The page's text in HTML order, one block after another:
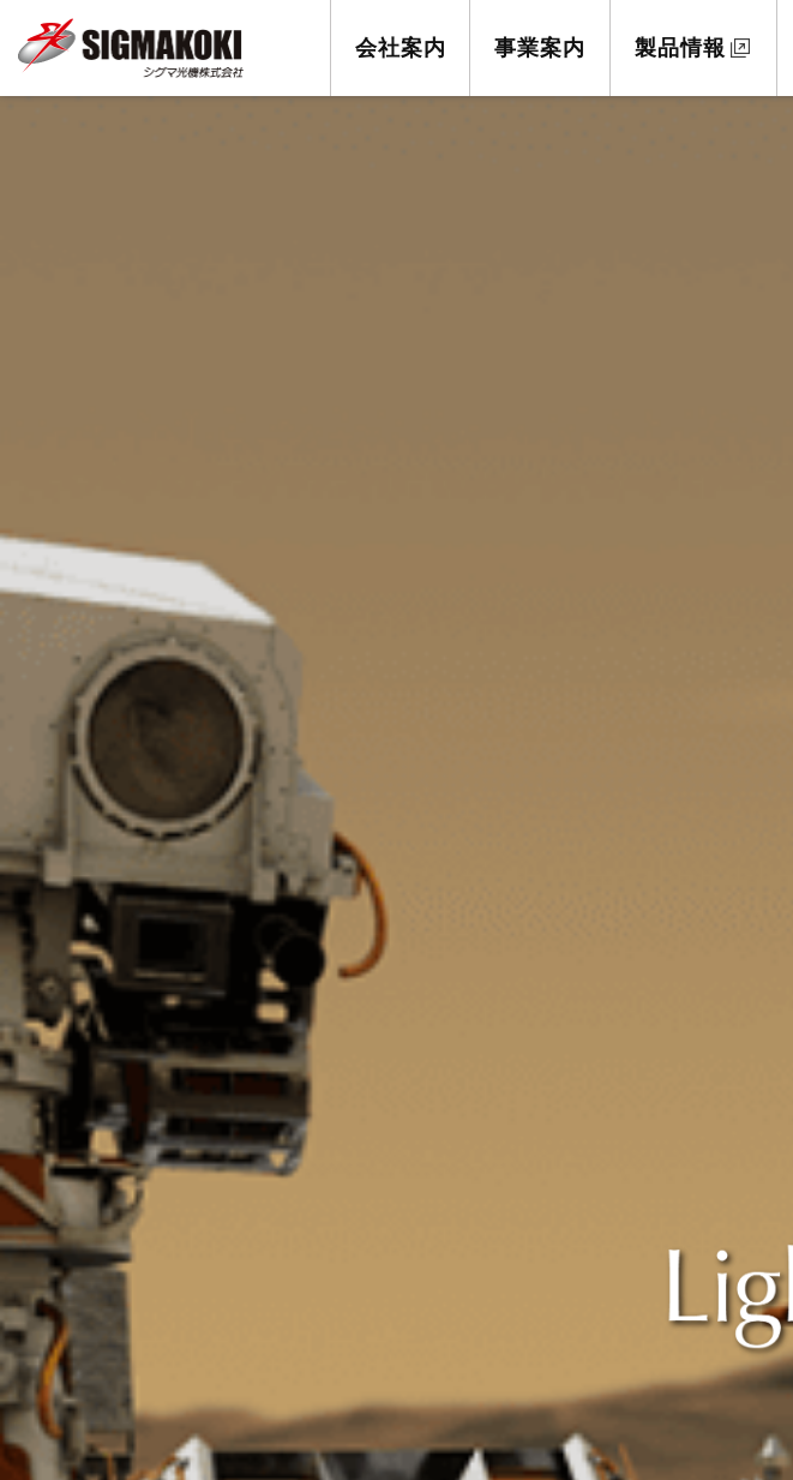
会社案内 事業案内 製品情報
まだ世の中にないものを「光」で創る。
シグマ光機は「光」で社会に貢献しています。
「精度の高い製品を、より早く」。
常に「挑戦」をしていく、それが私たちシグマ光機